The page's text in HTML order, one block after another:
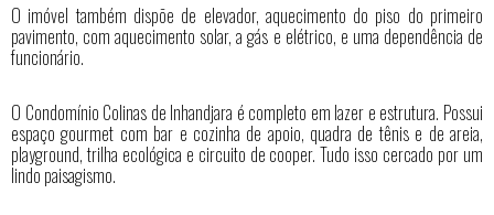
O imóvel também dispõe de elevador, aquecimento do piso do primeiro
pavimento, com aquecimento solar, a gás e elétrico, e uma dependência de
funcionário.
O Condomínio Colinas de Inhandjara é completo em lazer e estrutura. Possui
espaço gourmet com bar e cozinha de apoio, quadra de tênis e de areia,
playground, trilha ecológica e circuito de cooper. Tudo isso cercado por um
lindo paisagismo.